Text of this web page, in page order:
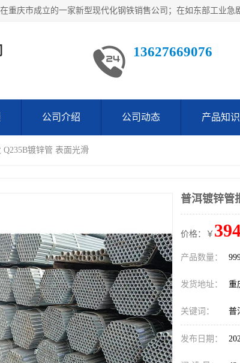
13627669076
公司介绍 公司动态 产品知识
镀锌管 表面光滑
普洱镀锌管
价格：￥
产品数量：
发货地址： 重
关键词： 普
发布日期：